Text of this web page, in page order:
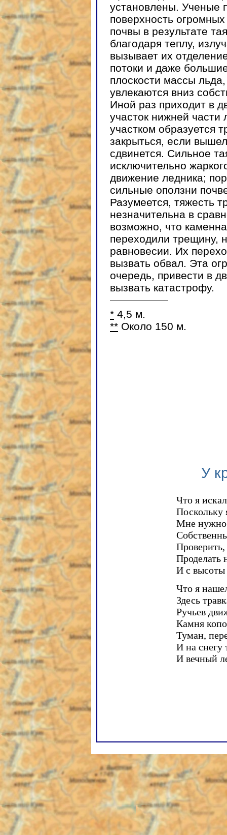
установлены. Ученые
поверхность
почвы в результате
благодаря теплу,
вызывает их
потоки и даже
плоскости массы
увлекаются вниз
Иной раз приходит в
участок нижней части
участком образуется
закрыться, если
сдвинется. Сильное
исключительно
движение ледника;
сильные оползни
Разумеется, тяжесть
незначительна в
возможно, что
переходили трещину,
равновесии. Их
вызвать обвал. Эта
очередь, привести в
вызвать катастрофу.
* 4,5 м.
** Около 150 м.
У
Что я
Поскольку
Мне
Проверить,
Проделать
И с высоты
Что я
Здесь
Ручьев
Камня
Туман,
И на снегу
И вечный